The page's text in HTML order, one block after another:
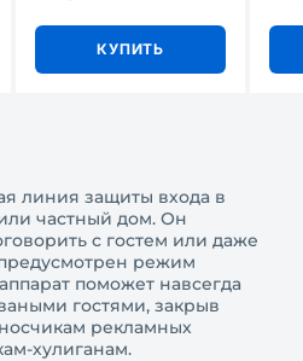
КУПИТЬ
линия защиты входа в
частный дом. Он
с гостем или даже
режим
поможет навсегда
гостями, закрыв
рекламных
хулиганам.